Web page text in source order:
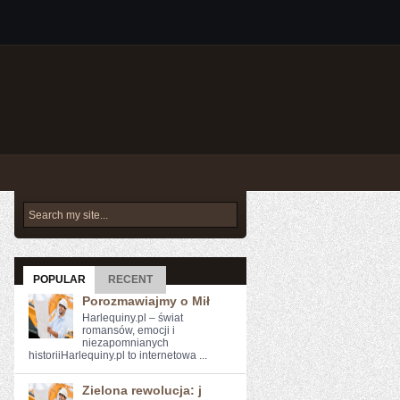
POPULAR RECENT
Porozmawiajmy o Mił
Harlequiny.pl – świat
romansów, emocji i
niezapomnianych
historiiHarlequiny.pl to internetowa ...
Zielona rewolucja: j